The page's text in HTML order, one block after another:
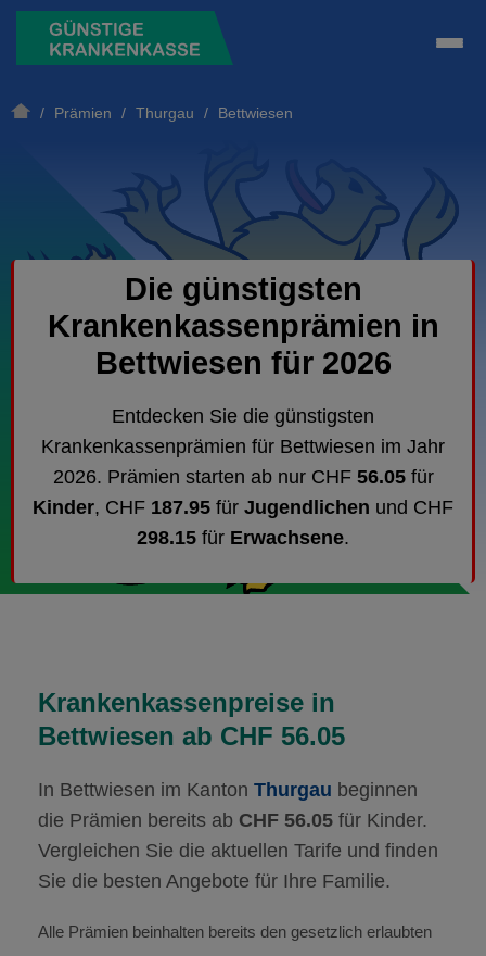
/ Prämien / Thurgau / Bettwiesen
Die günstigsten
Krankenkassenprämien in
Bettwiesen für 2026
Entdecken Sie die günstigsten
Krankenkassenprämien für Bettwiesen im Jahr
2026. Prämien starten ab nur CHF 56.05für
Kinder, CHF 187.95 für Jugendlichen und CHF
298.15 für Erwachsene.
Krankenkassenpreise in
Bettwiesen ab CHF 56.05
In Bettwiesen im Kanton Thurgau beginnen
die Prämien bereits ab CHF 56.05 für Kinder.
Vergleichen Sie die aktuellen Tarife und finden
Sie die besten Angebote für Ihre Familie.
Alle Prämien beinhalten bereits den gesetzlich erlaubten